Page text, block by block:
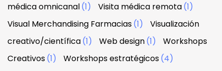
médica omnicanal(1) Visita médica remota(1)
Visual Merchandising Farmacias(1)
Visualización
creativo/científica(1) Web design(1)
Workshops
Creativos(1) Workshops estratégicos(4)